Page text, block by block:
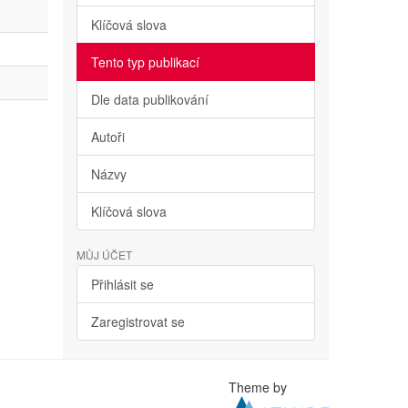
Klíčová slova
Tento typ publikací
Dle data publikování
Autoři
Názvy
Klíčová slova
MŮJ ÚČET
Přihlásit se
Zaregistrovat se
Theme by